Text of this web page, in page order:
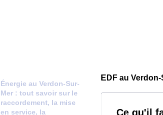
Énergie au Verdon-Sur-
Mer : tout savoir sur le
raccordement, la mise
en service, la
EDF au
Ce qu'il